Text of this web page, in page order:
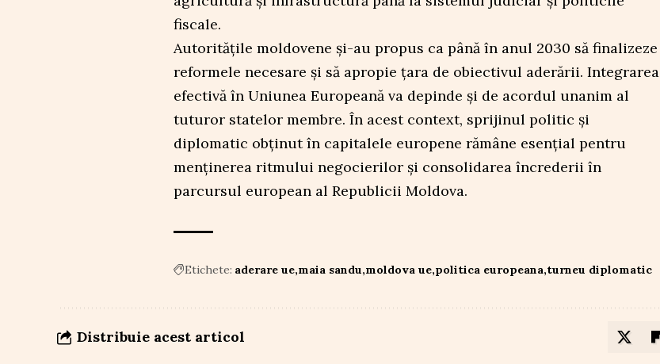
fiscale.
Autoritățile moldovene și-au propus ca până în anul 2030 să finalizeze
reformele necesare și să apropie țara de obiectivul aderării. Integrarea
efectivă în Uniunea Europeană va depinde și de acordul unanim al
tuturor statelor membre. În acest context, sprijinul politic și
diplomatic obținut în capitalele europene rămâne esențial pentru
menținerea ritmului negocierilor și consolidarea încrederii în
parcursul european al Republicii Moldova.
Etichete: aderare ue maia sandu moldova ue politica europeana turneu diplomatic
Distribuie acest articol